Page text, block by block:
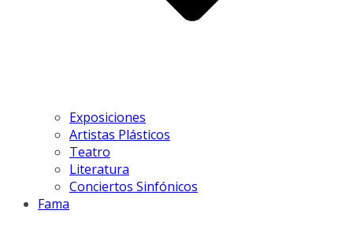
Exposiciones
Artistas Plásticos
Teatro
Literatura
Conciertos Sinfónicos
Fama